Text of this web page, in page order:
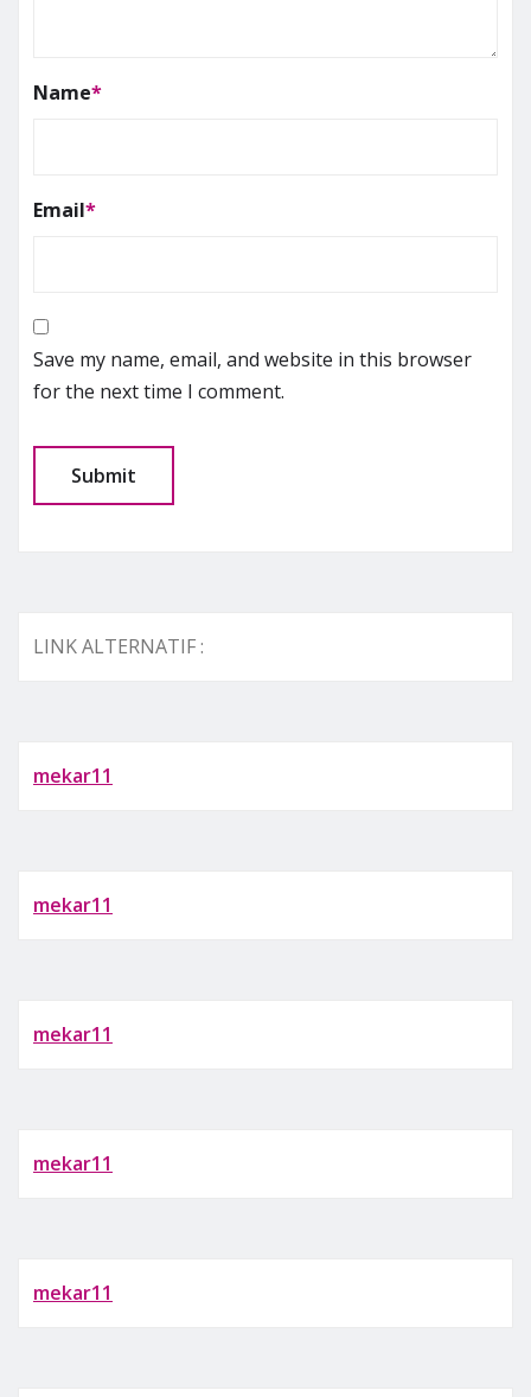
Name*
Email*
Save my name, email, and website in this browser
for the next time I comment.
LINK ALTERNATIF :
mekar11
mekar11
mekar11
mekar11
mekar11